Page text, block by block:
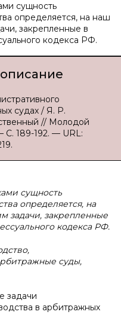
сущность
определяется, на наш
закрепленные в
кодекса РФ.
судах / Я. Р.
// Молодой
189-192. — URL:
сущность
определяется, на
задачи, закрепленные
кодекса РФ.
суды,
задачи
в арбитражных